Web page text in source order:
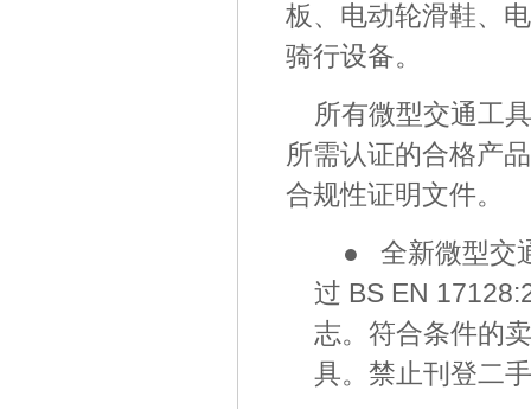
板、电动轮滑鞋、
骑行设备。
所有微型交通工
所需认证的合格产
合规性证明文件。
● 全新微型交
过 BS EN
志。符合条件的
具。禁止刊登二